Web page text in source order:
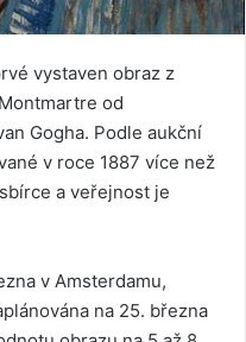
vystaven obraz z
od
Gogha. Podle aukční
v roce 1887 více než
a veřejnost je
v Amsterdamu,
na 25. března